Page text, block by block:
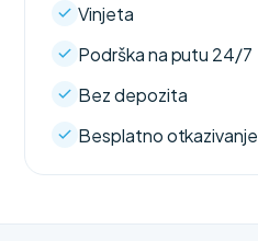
Vinjeta
Podrška na putu 24/7
Bez depozita
Besplatno otkazivanje